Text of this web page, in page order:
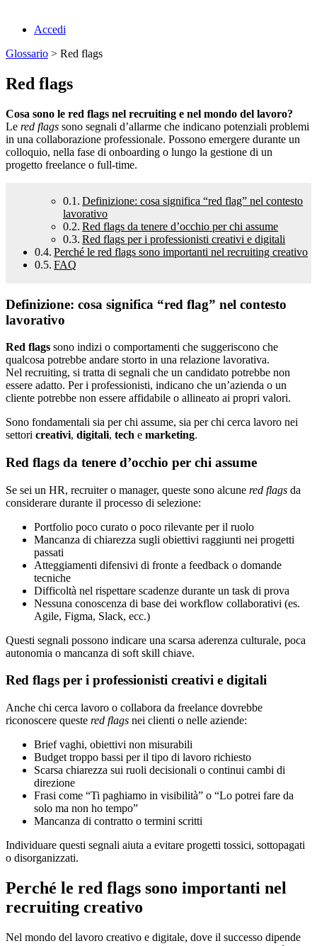
Accedi
Glossario > Red flags
Red flags
Cosa sono le red flags nel recruiting e nel mondo del lavoro?
Le red flags sono segnali d’allarme che indicano potenziali problemi
in una collaborazione professionale. Possono emergere durante un
colloquio, nella fase di onboarding o lungo la gestione di un
progetto freelance o full-time.
Definizione: cosa significa “red flag” nel contesto
lavorativo
Red flags da tenere d’occhio per chi assume
Red flags per i professionisti creativi e digitali
Perché le red flags sono importanti nel recruiting creativo
FAQ
Definizione: cosa significa “red flag” nel contesto
lavorativo
Red flags sono indizi o comportamenti che suggeriscono che
qualcosa potrebbe andare storto in una relazione lavorativa.
Nel recruiting, si tratta di segnali che un candidato potrebbe non
essere adatto. Per i professionisti, indicano che un’azienda o un
cliente potrebbe non essere affidabile o allineato ai propri valori.
Sono fondamentali sia per chi assume, sia per chi cerca lavoro nei
settori creativi, digitali, tech e marketing.
Red flags da tenere d’occhio per chi assume
Se sei un HR, recruiter o manager, queste sono alcune red flags da
considerare durante il processo di selezione:
Portfolio poco curato o poco rilevante per il ruolo
Mancanza di chiarezza sugli obiettivi raggiunti nei progetti
passati
Atteggiamenti difensivi di fronte a feedback o domande
tecniche
Difficoltà nel rispettare scadenze durante un task di prova
Nessuna conoscenza di base dei workflow collaborativi (es.
Agile, Figma, Slack, ecc.)
Questi segnali possono indicare una scarsa aderenza culturale, poca
autonomia o mancanza di soft skill chiave.
Red flags per i professionisti creativi e digitali
Anche chi cerca lavoro o collabora da freelance dovrebbe
riconoscere queste red flags nei clienti o nelle aziende:
Brief vaghi, obiettivi non misurabili
Budget troppo bassi per il tipo di lavoro richiesto
Scarsa chiarezza sui ruoli decisionali o continui cambi di
direzione
Frasi come “Ti paghiamo in visibilità” o “Lo potrei fare da
solo ma non ho tempo”
Mancanza di contratto o termini scritti
Individuare questi segnali aiuta a evitare progetti tossici, sottopagati
o disorganizzati.
Perché le red flags sono importanti nel
recruiting creativo
Nel mondo del lavoro creativo e digitale, dove il successo dipende